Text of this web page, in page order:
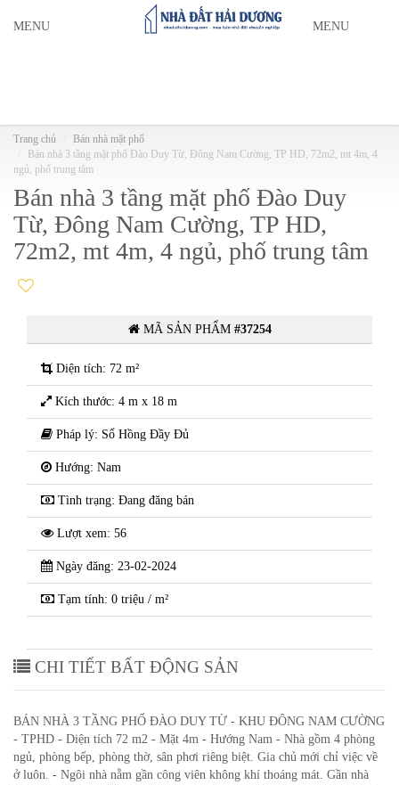
MENU MENU
Trang chủ
Bán nhà mặt phố
Bán nhà 3 tầng mặt phố Đào Duy Từ, Đông Nam Cường, TP HD, 72m2, mt 4m, 4
ngủ, phố trung tâm
Bán nhà 3 tầng mặt phố Đào Duy
Từ, Đông Nam Cường, TP HD,
72m2, mt 4m, 4 ngủ, phố trung tâm
MÃ SẢN PHẨM #37254
Diện tích: 72 m²
Kích thước: 4 m x 18 m
Pháp lý: Sổ Hồng Đầy Đủ
Hướng: Nam
Tình trạng: Đang đăng bán
Lượt xem: 56
Ngày đăng: 23-02-2024
Tạm tính: 0 triệu / m²
CHI TIẾT BẤT ĐỘNG SẢN
BÁN NHÀ 3 TẦNG PHỐ ĐÀO DUY TỪ - KHU ĐÔNG NAM CƯỜNG
- TPHD - Diện tích 72 m2 - Mặt 4m - Hướng Nam - Nhà gồm 4 phòng
ngủ, phòng bếp, phòng thờ, sân phơi riêng biệt. Gia chủ mới chỉ việc về
ở luôn. - Ngôi nhà nằm gần công viên không khí thoáng mát. Gần nhà